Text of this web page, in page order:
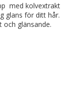
med kolvextrakt
glans för ditt hår.
och glänsande.